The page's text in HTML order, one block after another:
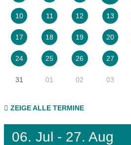
10 11 12 13
17 18 19 20
24 25 26 27
31 01 02 03
ZEIGE ALLE TERMINE
06. Jul - 27. Aug